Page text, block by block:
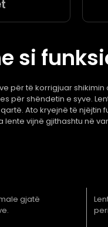
si
për të korrigjuar
për shëndetin e syve.
Ato kryejnë të njëjtin
vijnë gjithashtu në
gjatë